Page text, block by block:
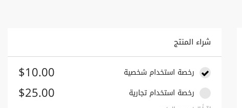
شراء المنتج
رخصة استخدام شخصية $10.00
رخصة استخدام تجارية $25.00